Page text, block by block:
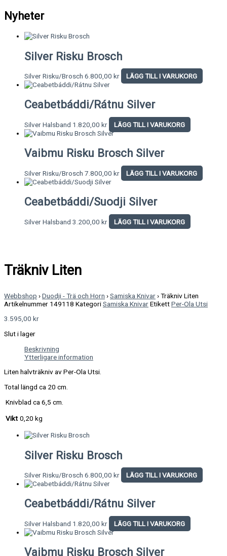
Nyheter
Silver Risku Brosch
Silver Risku/Brosch 6.800,00 kr LÄGG TILL I VARUKORG
Ceabetbáddi/Rátnu Silver
Silver Halsband 1.820,00 kr LÄGG TILL I VARUKORG
Vaibmu Risku Brosch Silver
Silver Risku/Brosch 7.800,00 kr LÄGG TILL I VARUKORG
Ceabetbáddi/Suodji Silver
Silver Halsband 3.200,00 kr LÄGG TILL I VARUKORG
Träkniv Liten
Webbshop ›Duodji - Trä och Horn ›Samiska Knivar›Träkniv Liten
Artikelnummer 149118 KategoriSamiska KnivarEtikettPer-Ola Utsi
3.595,00 kr
Slut i lager
Beskrivning
Ytterligare information
Liten halvträkniv av Per-Ola Utsi.
Total längd ca 20 cm.
Knivblad ca 6,5 cm.
Vikt 0,20 kg
Silver Risku Brosch
Silver Risku/Brosch 6.800,00 kr LÄGG TILL I VARUKORG
Ceabetbáddi/Rátnu Silver
Silver Halsband 1.820,00 kr LÄGG TILL I VARUKORG
Vaibmu Risku Brosch Silver